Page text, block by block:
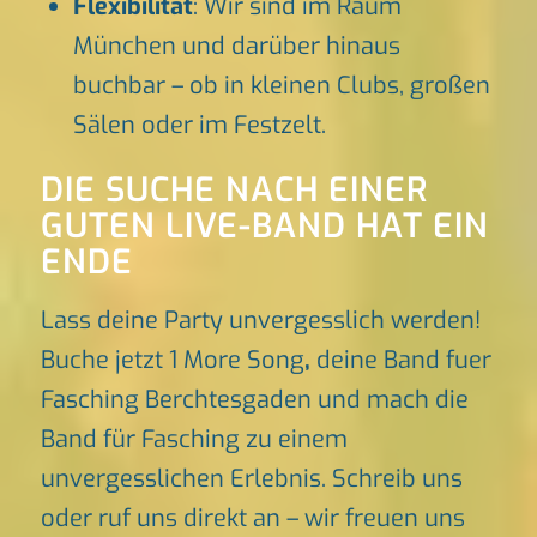
Flexibilität: Wir sind im Raum
München und darüber hinaus
buchbar – ob in kleinen Clubs, großen
Sälen oder im Festzelt.
DIE SUCHE NACH EINER
GUTEN LIVE-BAND HAT EIN
ENDE
Lass deine Party unvergesslich werden!
Buche jetzt 1 More Song, deine Band fuer
Fasching Berchtesgaden und mach die
Band für Fasching zu einem
unvergesslichen Erlebnis. Schreib uns
oder ruf uns direkt an – wir freuen uns